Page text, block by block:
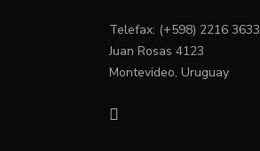
Telefax: (+598) 2216 3633
Juan Rosas 4123
Montevideo, Uruguay